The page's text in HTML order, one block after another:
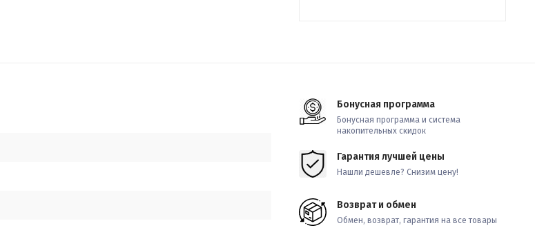
Бонусная программа
Бонусная программа и система
накопительных скидок
Гарантия лучшей цены
Нашли дешевле? Снизим цену!
Возврат и обмен
Обмен, возврат, гарантия на все товары